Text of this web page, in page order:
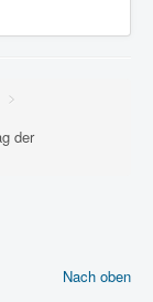
>
der
Nach oben